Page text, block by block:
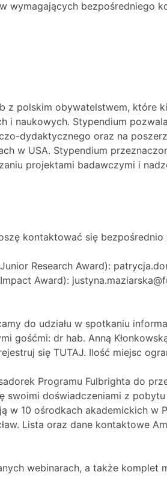
wymagających bezpośredniego
z polskim obywatelstwem, które
i naukowych. Stypendium
dydaktycznego oraz na
w USA. Stypendium
projektami badawczymi i
kontaktować się
Research Award):
Award):
do udziału w spotkaniu
dr hab. Anną
się TUTAJ. Ilość miejsc
Programu Fulbrighta do
swoimi doświadczeniami z
w 10 ośrodkach akademickich w
Lista oraz dane kontaktowe
webinarach, a także komplet